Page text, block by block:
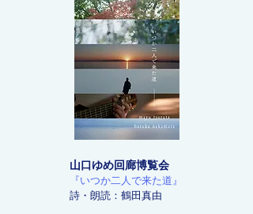
山口ゆめ回廊博覧会
『いつか二人で来た道』
詩・朗読：鶴田真由​​